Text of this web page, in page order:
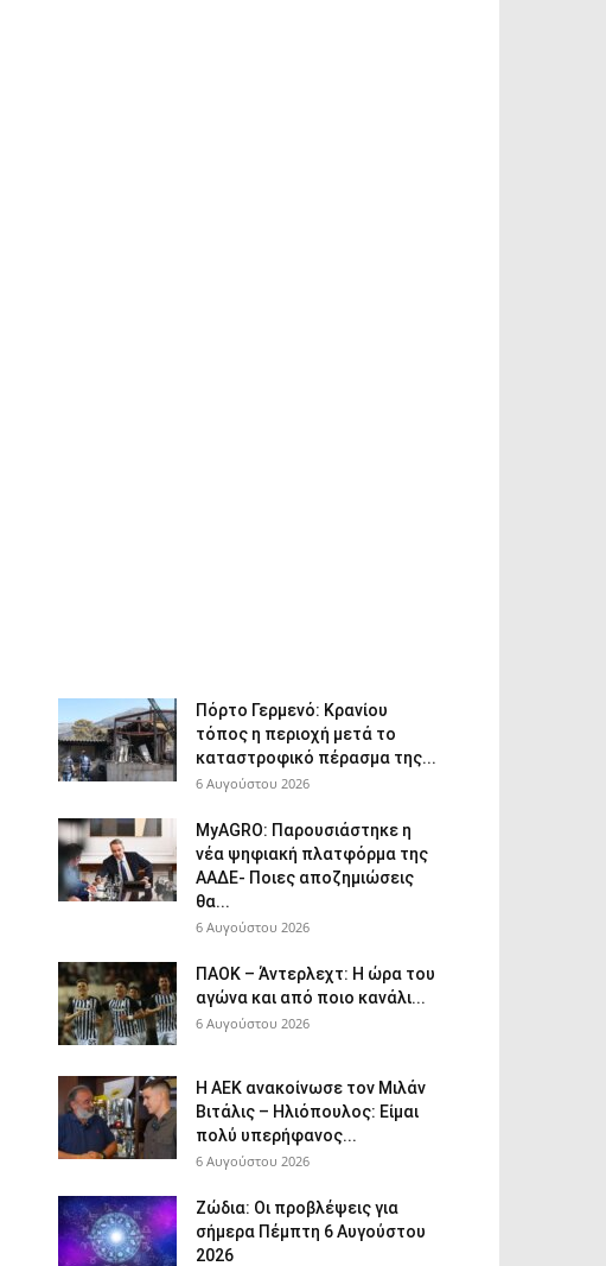
Πόρτο Γερμενό: Κρανίου
τόπος η περιοχή μετά το
καταστροφικό πέρασμα της...
6 Αυγούστου 2026
ΜyAGRO: Παρουσιάστηκε η
νέα ψηφιακή πλατφόρμα της
ΑΑΔΕ- Ποιες αποζημιώσεις
θα...
6 Αυγούστου 2026
ΠΑΟΚ – Άντερλεχτ: Η ώρα του
αγώνα και από ποιο κανάλι...
6 Αυγούστου 2026
Η ΑΕΚ ανακοίνωσε τον Μιλάν
Βιτάλις – Ηλιόπουλος: Είμαι
πολύ υπερήφανος...
6 Αυγούστου 2026
Ζώδια: Οι προβλέψεις για
σήμερα Πέμπτη 6 Αυγούστου
2026